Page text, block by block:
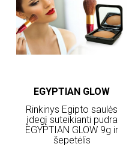
EGYPTIAN GLOW
Rinkinys Egipto saulės
įdegį suteikianti pudra
EGYPTIAN GLOW 9g ir
šepetėlis